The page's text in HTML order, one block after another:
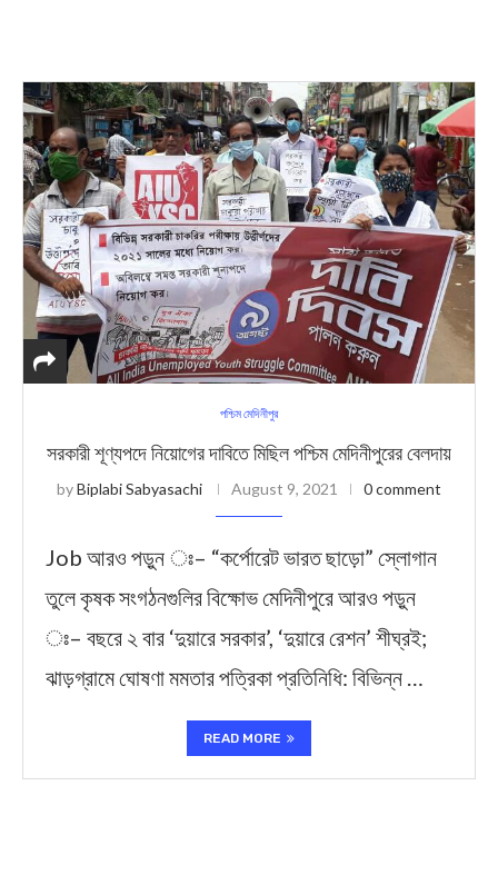
পশ্চিম মেদিনীপুর
সরকারী শূণ্যপদে নিয়োগের দাবিতে মিছিল পশ্চিম মেদিনীপুরের বেলদায়
byBiplabi Sabyasachi August 9, 2021 0 comment
Job আরও পড়ুন ঃ– “কর্পোরেট ভারত ছাড়ো” স্লোগান
তুলে কৃষক সংগঠনগুলির বিক্ষোভ মেদিনীপুরে আরও পড়ুন
ঃ– বছরে ২ বার ‘দুয়ারে সরকার’, ‘দুয়ারে রেশন’ শীঘ্রই;
ঝাড়গ্রামে ঘোষণা মমতার পত্রিকা প্রতিনিধি: বিভিন্ন …
READ MORE